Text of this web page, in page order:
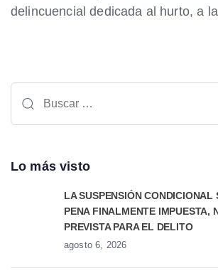
delincuencial dedicada al hurto, a
Lo más visto
LA SUSPENSIÓN CONDICIONAL
PENA FINALMENTE IMPUESTA,
PREVISTA PARA EL DELITO
agosto 6, 2026